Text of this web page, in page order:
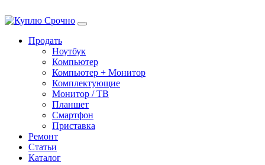
Продать
Ноутбук
Компьютер
Компьютер + Монитор
Комплектующие
Монитор / ТВ
Планшет
Смартфон
Приставка
Ремонт
Статьи
Каталог